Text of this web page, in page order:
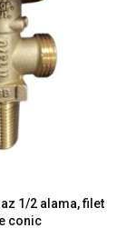
1/2 alama, filet
conic